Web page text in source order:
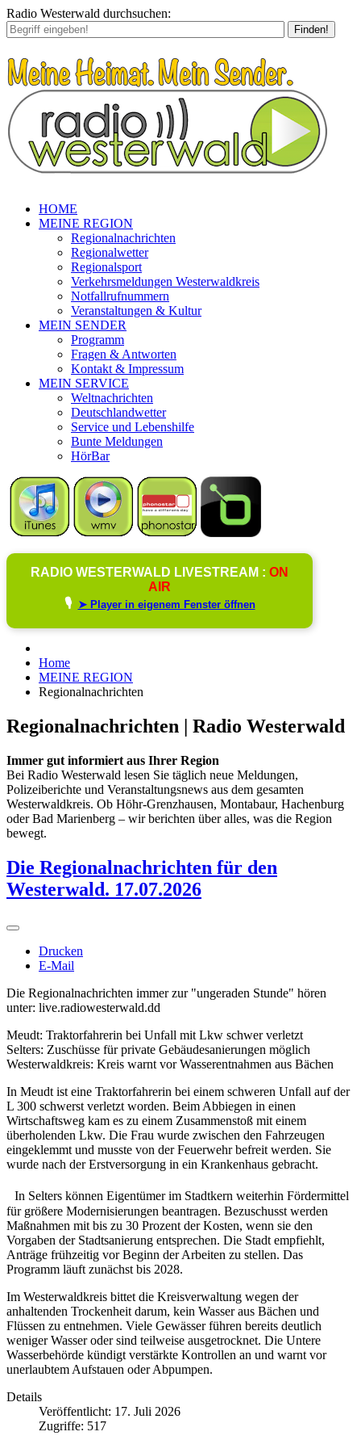
Radio Westerwald durchsuchen:
Finden!
HOME
MEINE REGION
Regionalnachrichten
Regionalwetter
Regionalsport
Verkehrsmeldungen Westerwaldkreis
Notfallrufnummern
Veranstaltungen & Kultur
MEIN SENDER
Programm
Fragen & Antworten
Kontakt & Impressum
MEIN SERVICE
Weltnachrichten
Deutschlandwetter
Service und Lebenshilfe
Bunte Meldungen
HörBar
RADIO WESTERWALD LIVESTREAM : ON
AIR
🎙️ ➤ Player in eigenem Fenster öffnen
Home
MEINE REGION
Regionalnachrichten
Regionalnachrichten | Radio Westerwald
Immer gut informiert aus Ihrer Region
Bei Radio Westerwald lesen Sie täglich neue Meldungen,
Polizeiberichte und Veranstaltungsnews aus dem gesamten
Westerwaldkreis. Ob Höhr-Grenzhausen, Montabaur, Hachenburg
oder Bad Marienberg – wir berichten über alles, was die Region
bewegt.
Die Regionalnachrichten für den
Westerwald. 17.07.2026
Drucken
E-Mail
Die Regionalnachrichten immer zur "ungeraden Stunde" hören
unter: live.radiowesterwald.dd
Meudt: Traktorfahrerin bei Unfall mit Lkw schwer verletzt
Selters: Zuschüsse für private Gebäudesanierungen möglich
Westerwaldkreis: Kreis warnt vor Wasserentnahmen aus Bächen
In Meudt ist eine Traktorfahrerin bei einem schweren Unfall auf der
L 300 schwerst verletzt worden. Beim Abbiegen in einen
Wirtschaftsweg kam es zu einem Zusammenstoß mit einem
überholenden Lkw. Die Frau wurde zwischen den Fahrzeugen
eingeklemmt und musste von der Feuerwehr befreit werden. Sie
wurde nach der Erstversorgung in ein Krankenhaus gebracht.
In Selters können Eigentümer im Stadtkern weiterhin Fördermittel
für größere Modernisierungen beantragen. Bezuschusst werden
Maßnahmen mit bis zu 30 Prozent der Kosten, wenn sie den
Vorgaben der Stadtsanierung entsprechen. Die Stadt empfiehlt,
Anträge frühzeitig vor Beginn der Arbeiten zu stellen. Das
Programm läuft zunächst bis 2028.
Im Westerwaldkreis bittet die Kreisverwaltung wegen der
anhaltenden Trockenheit darum, kein Wasser aus Bächen und
Flüssen zu entnehmen. Viele Gewässer führen bereits deutlich
weniger Wasser oder sind teilweise ausgetrocknet. Die Untere
Wasserbehörde kündigt verstärkte Kontrollen an und warnt vor
unerlaubtem Aufstauen oder Abpumpen.
Details
Veröffentlicht: 17. Juli 2026
Zugriffe: 517